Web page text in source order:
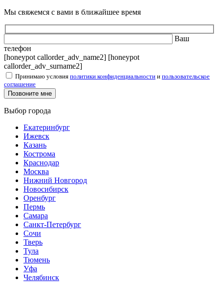
Мы свяжемся с вами в ближайшее время
Ваш
телефон
[honeypot callorder_adv_name2] [honeypot
callorder_adv_surname2]
Принимаю условия политики конфиденциальности и пользовательское
соглашение
Выбор города
Екатеринбург
Ижевск
Казань
Кострома
Краснодар
Москва
Нижний Новгород
Новосибирск
Оренбург
Пермь
Самара
Санкт-Петербург
Сочи
Тверь
Тула
Тюмень
Уфа
Челябинск